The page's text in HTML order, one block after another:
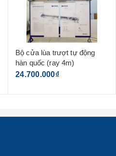
Bộ cửa lùa trượt tự động
hàn quốc (ray 4m)
24.700.000₫